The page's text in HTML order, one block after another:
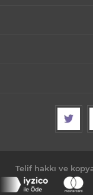
Telif hakkı ve